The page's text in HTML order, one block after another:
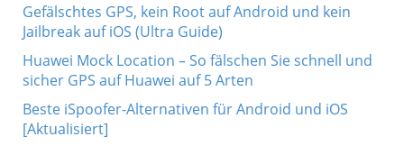
Gefälschtes GPS, kein Root auf Android und kein
Jailbreak auf iOS (Ultra Guide)
Huawei Mock Location – So fälschen Sie schnell und
sicher GPS auf Huawei auf 5 Arten
Beste iSpoofer-Alternativen für Android und iOS
[Aktualisiert]